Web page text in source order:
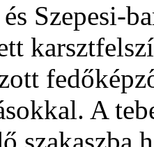
Szepesi-
A